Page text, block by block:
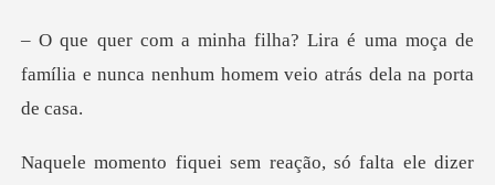
é uma moça de
família e nunca nenhum
ele dizer